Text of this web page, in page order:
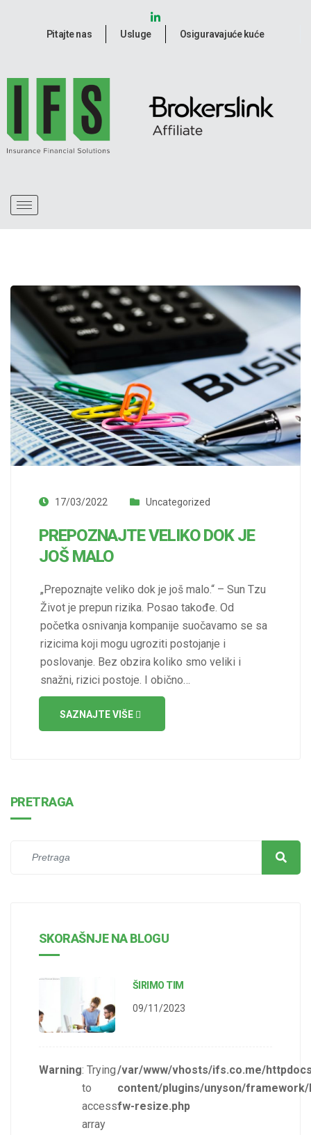
Pitajte nas Usluge Osiguravajuće kuće
17/03/2022 Uncategorized
PREPOZNAJTE VELIKO DOK JE
JOŠ MALO
„Prepoznajte veliko dok je još malo.“ – Sun Tzu
Život je prepun rizika. Posao takođe. Od
početka osnivanja kompanije suočavamo se sa
rizicima koji mogu ugroziti postojanje i
poslovanje. Bez obzira koliko smo veliki i
snažni, rizici postoje. I obično…
SAZNAJTE VIŠE
PRETRAGA
SKORAŠNJE NA BLOGU
ŠIRIMO TIM
09/11/2023
Warning: Trying
to
access
array
/var/www/vhosts/ifs.co.me/
content/plugins/unyson/
fw-resize.php